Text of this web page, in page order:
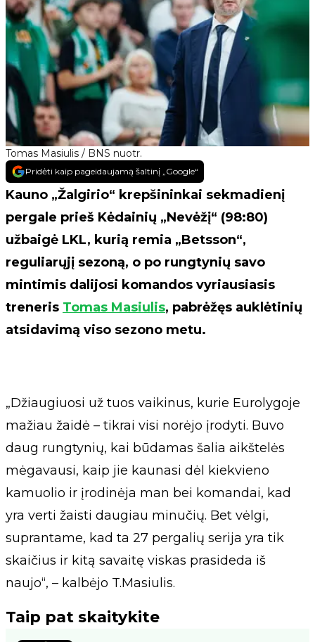
Tomas Masiulis / BNS nuotr.
Pridėti kaip pageidaujamą šaltinį „Google“
Kauno „Žalgirio“ krepšininkai sekmadienį
pergale prieš Kėdainių „Nevėžį“ (98:80)
užbaigė LKL, kurią remia „Betsson“,
reguliarųjį sezoną, o po rungtynių savo
mintimis dalijosi komandos vyriausiasis
treneris Tomas Masiulis, pabrėžęs auklėtinių
atsidavimą viso sezono metu.
„Džiaugiuosi už tuos vaikinus, kurie Eurolygoje
mažiau žaidė – tikrai visi norėjo įrodyti. Buvo
daug rungtynių, kai būdamas šalia aikštelės
mėgavausi, kaip jie kaunasi dėl kiekvieno
kamuolio ir įrodinėja man bei komandai, kad
yra verti žaisti daugiau minučių. Bet vėlgi,
suprantame, kad ta 27 pergalių serija yra tik
skaičius ir kitą savaitę viskas prasideda iš
naujo“, – kalbėjo T.Masiulis.
Taip pat skaitykite